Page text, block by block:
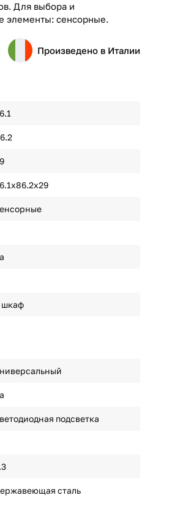
Для выбора и
элементы: сенсорные.
Произведено в Италии
шкаф
подсветка
сталь